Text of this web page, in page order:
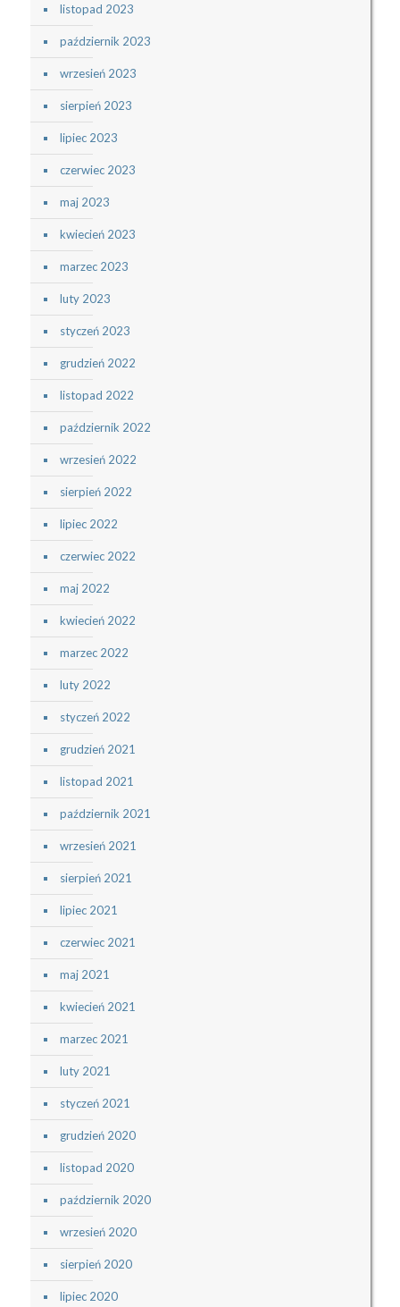
listopad 2023
październik 2023
wrzesień 2023
sierpień 2023
lipiec 2023
czerwiec 2023
maj 2023
kwiecień 2023
marzec 2023
luty 2023
styczeń 2023
grudzień 2022
listopad 2022
październik 2022
wrzesień 2022
sierpień 2022
lipiec 2022
czerwiec 2022
maj 2022
kwiecień 2022
marzec 2022
luty 2022
styczeń 2022
grudzień 2021
listopad 2021
październik 2021
wrzesień 2021
sierpień 2021
lipiec 2021
czerwiec 2021
maj 2021
kwiecień 2021
marzec 2021
luty 2021
styczeń 2021
grudzień 2020
listopad 2020
październik 2020
wrzesień 2020
sierpień 2020
lipiec 2020